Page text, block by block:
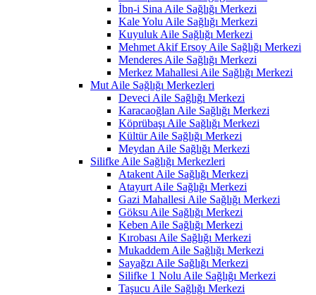
İbn-i Sina Aile Sağlığı Merkezi
Kale Yolu Aile Sağlığı Merkezi
Kuyuluk Aile Sağlığı Merkezi
Mehmet Akif Ersoy Aile Sağlığı Merkezi
Menderes Aile Sağlığı Merkezi
Merkez Mahallesi Aile Sağlığı Merkezi
Mut Aile Sağlığı Merkezleri
Deveci Aile Sağlığı Merkezi
Karacaoğlan Aile Sağlığı Merkezi
Köprübaşı Aile Sağlığı Merkezi
Kültür Aile Sağlığı Merkezi
Meydan Aile Sağlığı Merkezi
Silifke Aile Sağlığı Merkezleri
Atakent Aile Sağlığı Merkezi
Atayurt Aile Sağlığı Merkezi
Gazi Mahallesi Aile Sağlığı Merkezi
Göksu Aile Sağlığı Merkezi
Keben Aile Sağlığı Merkezi
Kırobası Aile Sağlığı Merkezi
Mukaddem Aile Sağlığı Merkezi
Sayağzı Aile Sağlığı Merkezi
Silifke 1 Nolu Aile Sağlığı Merkezi
Taşucu Aile Sağlığı Merkezi